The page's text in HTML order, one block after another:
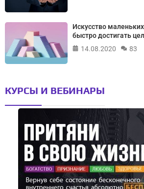
Искусство
быстро достигать
14.08.2020
83
КУРСЫ И ВЕБИНАРЫ